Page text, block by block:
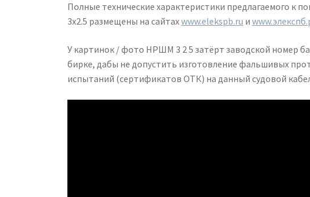
Полные технические характеристики предлагаемого к
3х2.5 размещены на сайтахwww.elekspb.ru и
У картинок / фото НРШМ 3 2 5 затёрт заводской номер
бирке, дабы не допустить изготовление фальшивых
испытаний (сертификатов ОТК) на данный судовой